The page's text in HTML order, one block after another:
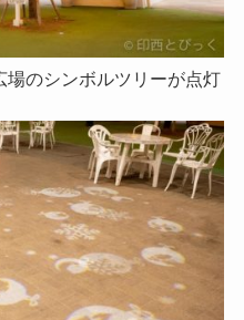
のシンボルツリーが点灯